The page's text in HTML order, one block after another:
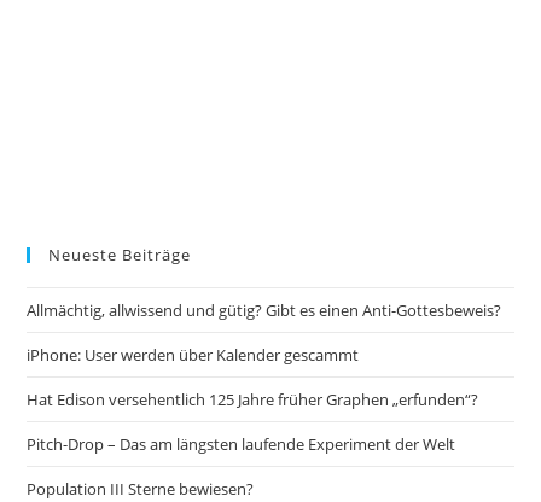
Neueste Beiträge
Allmächtig, allwissend und gütig? Gibt es einen Anti-Gottesbeweis?
iPhone: User werden über Kalender gescammt
Hat Edison versehentlich 125 Jahre früher Graphen „erfunden“?
Pitch-Drop – Das am längsten laufende Experiment der Welt
Population III Sterne bewiesen?